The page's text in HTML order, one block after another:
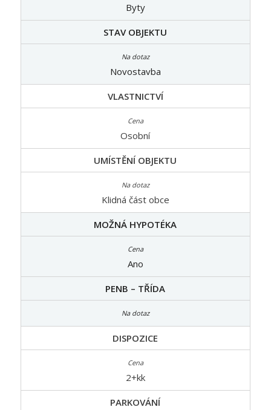
Byty
STAV OBJEKTU
Novostavba
VLASTNICTVÍ
Osobní
UMÍSTĚNÍ OBJEKTU
Klidná část obce
MOŽNÁ HYPOTÉKA
Ano
PENB – TŘÍDA
DISPOZICE
2+kk
PARKOVÁNÍ